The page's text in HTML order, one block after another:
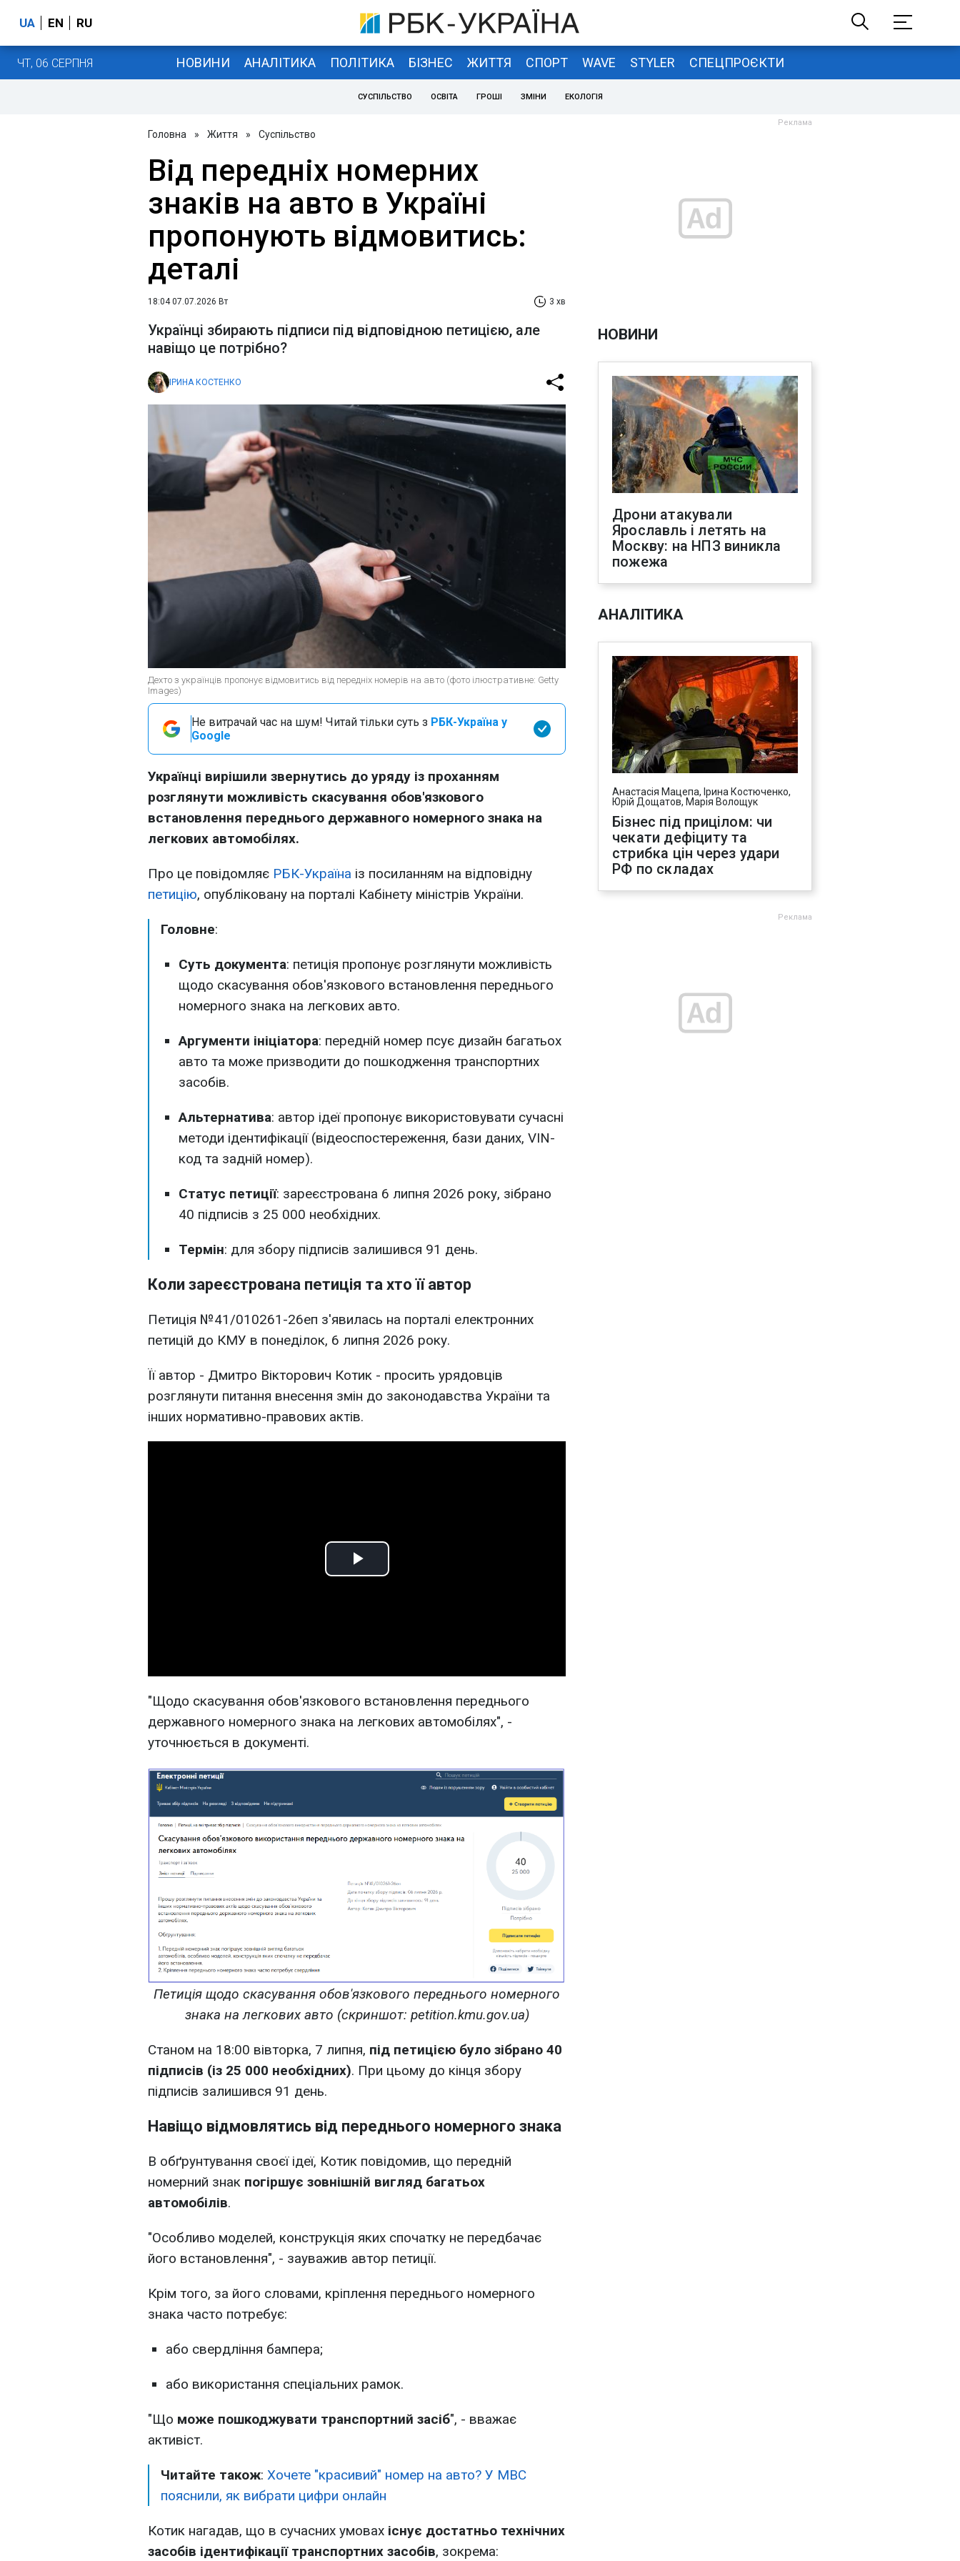
UA EN RU
ЧТ, 06 СЕРПНЯ НОВИНИ АНАЛІТИКА ПОЛІТИКА БІЗНЕС ЖИТТЯ СПОРТ WAVE STYLER СПЕЦПРОЄКТИ
СУСПІЛЬСТВО ОСВІТА ГРОШІ ЗМІНИ ЕКОЛОГІЯ
Головна » Життя » Суспільство
Від передніх номерних
знаків на авто в Україні
пропонують відмовитись:
деталі
18:04 07.07.2026 Вт 3 хв
Українці збирають підписи під відповідною петицією, але
навіщо це потрібно?
ІРИНА КОСТЕНКО
Дехто з українців пропонує відмовитись від передніх номерів на авто (фото ілюстративне: Getty
Images)
Не витрачай час на шум! Читай тільки суть з РБК-Україна у
Google
Українці вирішили звернутись до уряду із проханням
розглянути можливість скасування обов'язкового
встановлення переднього державного номерного знака на
легкових автомобілях.
Про це повідомляє РБК-Україна із посиланням на відповідну
петицію, опубліковану на порталі Кабінету міністрів України.
Головне:
Суть документа: петиція пропонує розглянути можливість
щодо скасування обов'язкового встановлення переднього
номерного знака на легкових авто.
Аргументи ініціатора: передній номер псує дизайн багатьох
авто та може призводити до пошкодження транспортних
засобів.
Альтернатива: автор ідеї пропонує використовувати сучасні
методи ідентифікації (відеоспостереження, бази даних, VIN-
код та задній номер).
Статус петиції: зареєстрована 6 липня 2026 року, зібрано
40 підписів з 25 000 необхідних.
Термін: для збору підписів залишився 91 день.
Коли зареєстрована петиція та хто її автор
Петиція №41/010261-26еп з'явилась на порталі електронних
петицій до КМУ в понеділок, 6 липня 2026 року.
Її автор - Дмитро Вікторович Котик - просить урядовців
розглянути питання внесення змін до законодавства України та
інших нормативно-правових актів.
Play
"Щодо скасування обов'язкового встановлення переднього
державного номерного знака на легкових автомобілях", -
уточнюється в документі.
Петиція щодо скасування обов'язкового переднього номерного
знака на легкових авто (скриншот: petition.kmu.gov.ua)
Станом на 18:00 вівторка, 7 липня, під петицією було зібрано 40
підписів (із 25 000 необхідних). При цьому до кінця збору
підписів залишився 91 день.
Навіщо відмовлятись від переднього номерного знака
В обґрунтування своєї ідеї, Котик повідомив, що передній
номерний знак погіршує зовнішній вигляд багатьох
автомобілів.
"Особливо моделей, конструкція яких спочатку не передбачає
його встановлення", - зауважив автор петиції.
Крім того, за його словами, кріплення переднього номерного
знака часто потребує:
або свердління бампера;
або використання спеціальних рамок.
"Що може пошкоджувати транспортний засіб", - вважає
активіст.
Читайте також: Хочете "красивий" номер на авто? У МВС
пояснили, як вибрати цифри онлайн
Котик нагадав, що в сучасних умовах існує достатньо технічних
засобів ідентифікації транспортних засобів, зокрема:
НОВИНИ
Дрони атакували
Ярославль і летять на
Москву: на НПЗ виникла
пожежа
АНАЛІТИКА
Анастасія Мацепа, Ірина Костюченко,
Юрій Дощатов, Марія Волощук
Бізнес під прицілом: чи
чекати дефіциту та
стрибка цін через удари
РФ по складах